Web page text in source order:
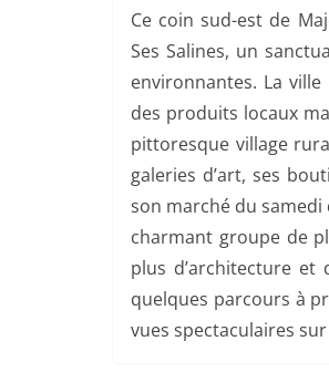
Ce coin sud-est de
Ses Salines, un
environnantes. La
des produits locaux
pittoresque village
galeries d’art, ses
son marché du
charmant groupe de
plus d’architecture
quelques parcours à
vues spectaculaires